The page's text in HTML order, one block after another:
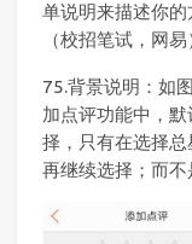
单说明来描述你的
（校招笔试，网易
75.背景说明：如
加点评功能中，
择，只有在选择总
再继续选择；而不